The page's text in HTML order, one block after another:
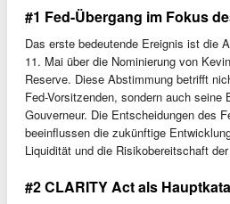
#1 Fed-Übergang im Fokus
Das erste bedeutende Ereignis ist die
11. Mai über die Nominierung von
Reserve. Diese Abstimmung betrifft
Fed-Vorsitzenden, sondern auch seine
Gouverneur. Die Entscheidungen des
beeinflussen die zukünftige
Liquidität und die Risikobereitschaft
#2 CLARITY Act als